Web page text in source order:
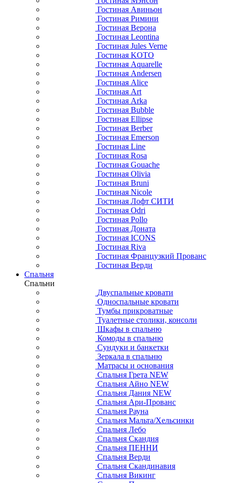
Гостиная Авиньон
Гостиная Римини
Гостиная Верона
Гостиная Leontina
Гостиная Jules Verne
Гостиная KOTO
Гостиная Aquarelle
Гостиная Andersen
Гостиная Alice
Гостиная Art
Гостиная Arka
Гостиная Bubble
Гостиная Ellipse
Гостиная Berber
Гостиная Emerson
Гостиная Line
Гостиная Rosa
Гостиная Gouache
Гостиная Olivia
Гостиная Bruni
Гостиная Nicole
Гостиная Лофт СИТИ
Гостиная Odri
Гостиная Pollo
Гостиная Доната
Гостиная ICONS
Гостиная Riva
Гостиная Французкий Прованс
Гостиная Верди
Спальня
Спальни
Двуспальные кровати
Односпальные кровати
Тумбы прикроватные
Туалетные столики, консоли
Шкафы в спальню
Комоды в спальню
Сундуки и банкетки
Зеркала в спальню
Матрасы и основания
Спальня Грета NEW
Спальня Айно NEW
Спальня Дания NEW
Спальня Ари-Прованс
Спальня Рауна
Спальня Мальта/Хельсинки
Спальня Лебо
Спальня Скандия
Спальня ПЕННИ
Спальня Верди
Спальня Скандинавия
Спальня Викинг